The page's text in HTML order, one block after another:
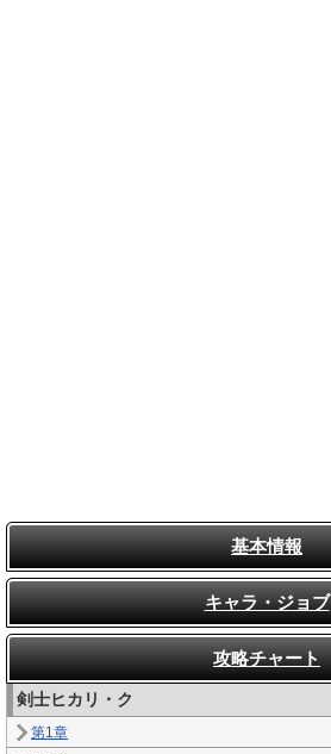
基本情報
キャラ・ジョブ
攻略チャート
剣士ヒカリ・ク
第1章